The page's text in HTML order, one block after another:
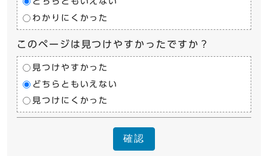
わかりにくかった
このページは見つけやすかったですか？
見つけやすかった
どちらともいえない
見つけにくかった
確認